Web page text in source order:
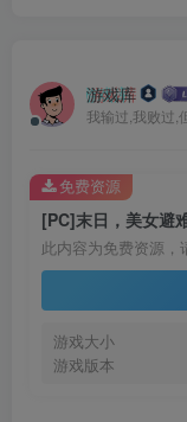
游戏库
我输过,我败过,
[PC]末日，美女
此内容为免费资源，
游戏大小
游戏版本
免费资源